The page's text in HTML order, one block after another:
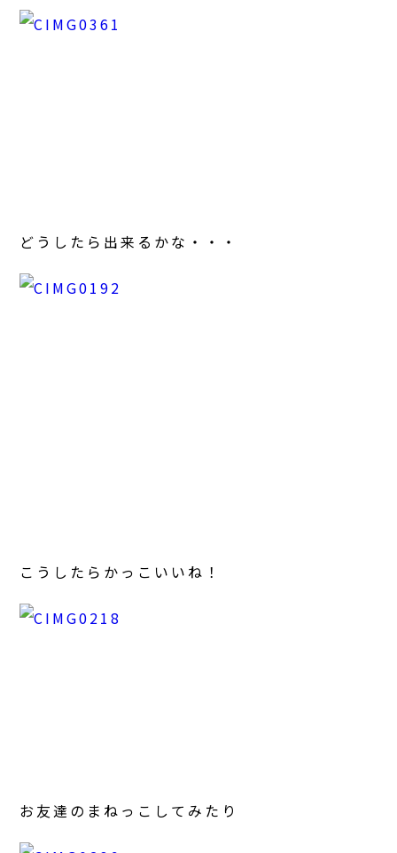
どうしたら出来るかな・・・
こうしたらかっこいいね！
お友達のまねっこしてみたり